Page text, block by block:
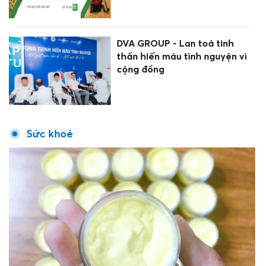
DVA GROUP - Lan toả tinh
thần hiến máu tình nguyện vì
cộng đồng
Sức khoẻ